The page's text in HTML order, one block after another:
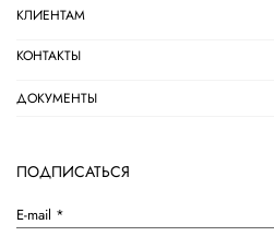
КЛИЕНТАМ
КОНТАКТЫ
ДОКУМЕНТЫ
ПОДПИСАТЬСЯ